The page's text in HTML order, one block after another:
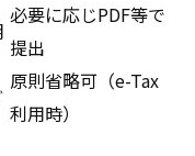
必要に応じPDF等で
提出
原則省略可（e-Tax
利用時）